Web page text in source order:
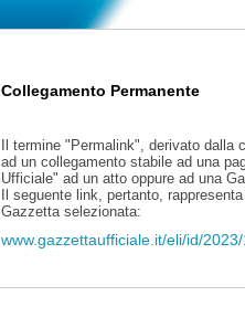
Collegamento Permanente
Il termine "Permalink", derivato dalla
ad un collegamento stabile ad una
Ufficiale" ad un atto oppure ad una
Il seguente link, pertanto,
Gazzetta selezionata:
www.gazzettaufficiale.it/eli/id/